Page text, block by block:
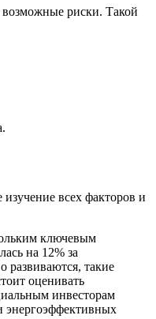
риски. Такой
всех факторов и
ключевым
на 12% за
развиваются, такие
оценивать
инвесторам
энергоэффективных